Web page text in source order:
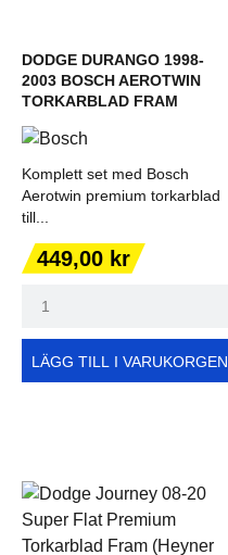
DODGE DURANGO 1998-
2003 BOSCH AEROTWIN
TORKARBLAD FRAM
Komplett set med Bosch
Aerotwin premium torkarblad
till...
Pris
449,00 kr
LÄGG TILL I VARUKORGEN